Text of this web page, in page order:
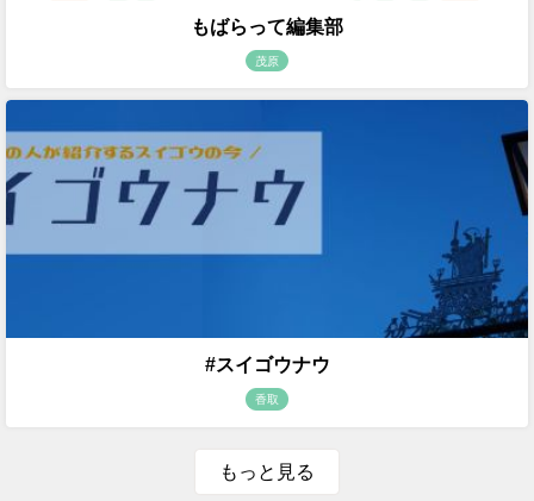
もばらって編集部
茂原
#スイゴウナウ
香取
もっと見る